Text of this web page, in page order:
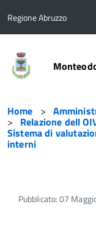
Regione Abruzzo
Home
Relazione dell
Sistema di
interni
Pubblicato: 07